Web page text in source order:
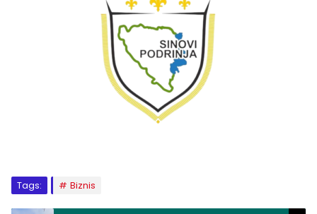
Tags: Biznis